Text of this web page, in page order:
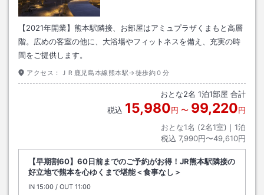
【2021年開業】熊本駅隣接、お部屋はアミュプラザくまもと高層
階。広めの客室の他に、大浴場やフィットネスを備え、充実の時
間をご提供します。
アクセス： ＪＲ鹿児島本線熊本駅→徒歩約０分
おとな2名 1泊1部屋 合計
税込 15,980円 〜 99,220円
おとな1名 (2名1室)｜ 1泊
税込 7,990円〜49,610円
【早期割60】60日前までのご予約がお得！JR熊本駅隣接の
好立地で熊本を心ゆくまで堪能＜食事なし＞
IN チェックイン
15:00 / OUT チェックアウト
11:00